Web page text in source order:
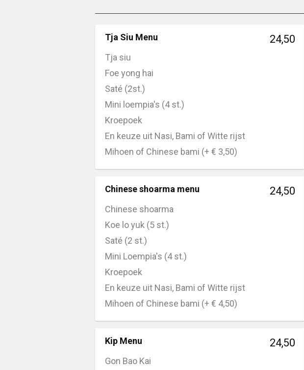
Tja Siu Menu 24,50
Tja siu
Foe yong hai
Saté (2st.)
Mini loempia's (4 st.)
Kroepoek
En keuze uit Nasi, Bami of Witte rijst
Mihoen of Chinese bami (+ € 3,50)
Chinese shoarma menu 24,50
Chinese shoarma
Koe lo yuk (5 st.)
Saté (2 st.)
Mini Loempia's (4 st.)
Kroepoek
En keuze uit Nasi, Bami of Witte rijst
Mihoen of Chinese bami (+ € 4,50)
Kip Menu 24,50
Gon Bao Kai